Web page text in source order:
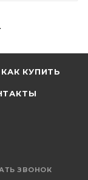
КАК КУПИТЬ
ЗВОНОК